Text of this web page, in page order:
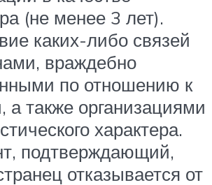
(не менее 3 лет).
каких-либо связей
враждебно
по отношению к
а также организациями
характера.
подтверждающий,
отказывается от